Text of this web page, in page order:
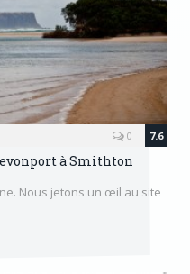
7.6
0
à Smithton
Nous jetons un œil au site